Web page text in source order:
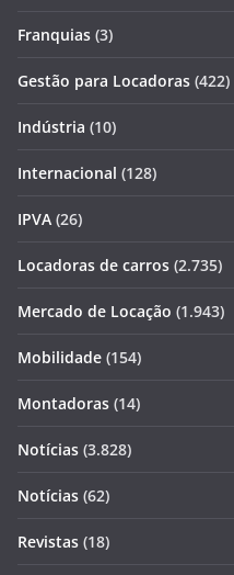
Franquias (3)
Gestão para Locadoras (422)
Indústria (10)
Internacional (128)
IPVA (26)
Locadoras de carros (2.735)
Mercado de Locação (1.943)
Mobilidade (154)
Montadoras (14)
Notícias (3.828)
Notícias (62)
Revistas (18)